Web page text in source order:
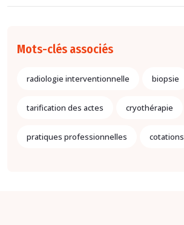
Mots-clés associés
radiologie interventionnelle biopsie
tarification des actes cryothérapie
pratiques professionnelles cotations